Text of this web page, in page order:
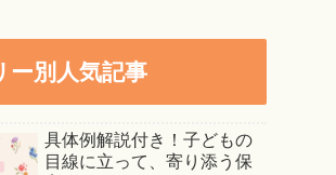
ー別人気記事
具体例解説付き！子どもの
目線に立って、寄り添う保